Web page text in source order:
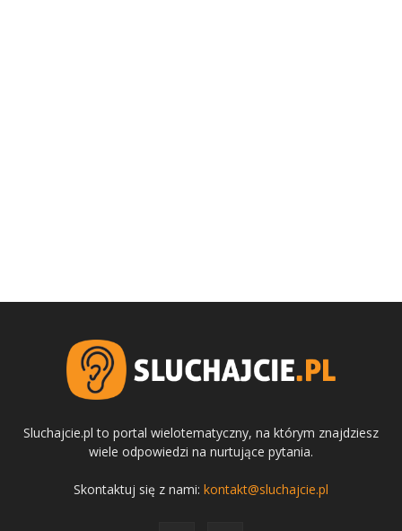
Sluchajcie.pl to portal wielotematyczny, na którym znajdziesz
wiele odpowiedzi na nurtujące pytania.
Skontaktuj się z nami: kontakt@sluchajcie.pl